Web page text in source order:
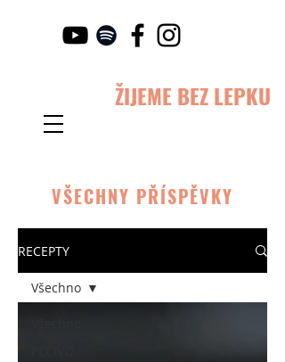
ŽIJEME BEZ LEPKU
VŠECHNY PŘÍSPĚVKY
RECEPTY
Všechno